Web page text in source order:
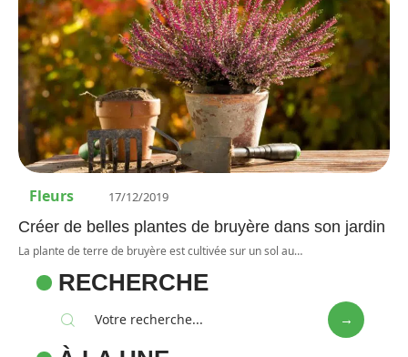
Fleurs 17/12/2019
Créer de belles plantes de bruyère dans son jardin
La plante de terre de bruyère est cultivée sur un sol au…
RECHERCHE